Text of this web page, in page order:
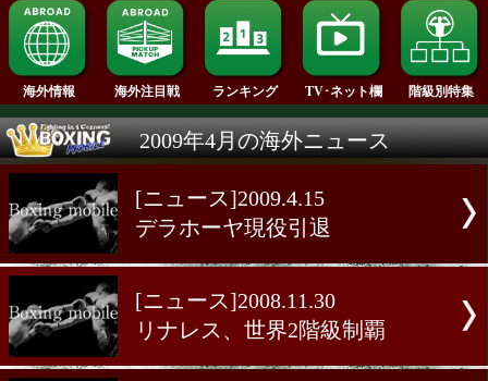
海外情報 海外注目戦 ランキング TV･ネット欄
2009年4月の海外ニュース
[ニュース]2009.4.15
デラホーヤ現役引退